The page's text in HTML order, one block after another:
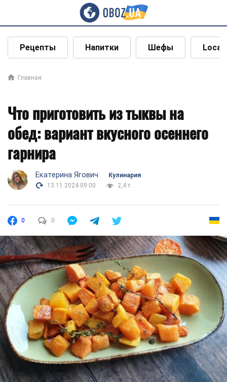
Рецепты Напитки Шефы Local
Главная
Что приготовить из тыквы на
обед: вариант вкусного осеннего
гарнира
Екатерина Ягович
Кулинария
13.11.2024 09:00
2,4 т.
0 0